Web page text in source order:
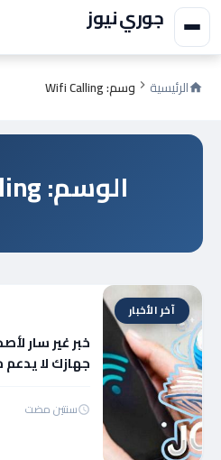
جوري نيوز
الرئيسية وسم: Wifi Calling
الوسم: Wifi Calling
آخر الأخبار
خبر غير سار
جهازك لا
سنتين مضت